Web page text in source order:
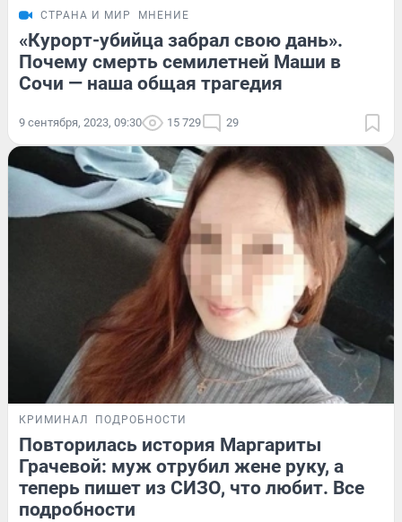
СТРАНА И МИР МНЕНИЕ
«Курорт-убийца забрал свою дань».
Почему смерть семилетней Маши в
Сочи — наша общая трагедия
9 сентября, 2023, 09:30 15 729 29
КРИМИНАЛ ПОДРОБНОСТИ
Повторилась история Маргариты
Грачевой: муж отрубил жене руку, а
теперь пишет из СИЗО, что любит. Все
подробности